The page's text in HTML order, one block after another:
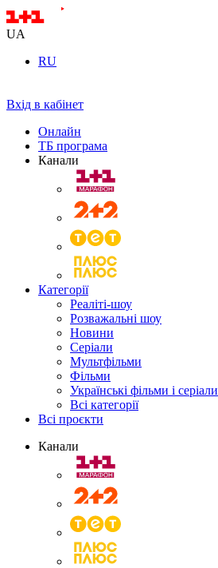
UA
RU
Вхід в кабінет
Онлайн
ТБ програма
Канали
Категорії
Реаліті-шоу
Розважальні шоу
Новини
Серіали
Мультфільми
Фільми
Українські фільми і серіали
Всі категорії
Всі проєкти
Канали